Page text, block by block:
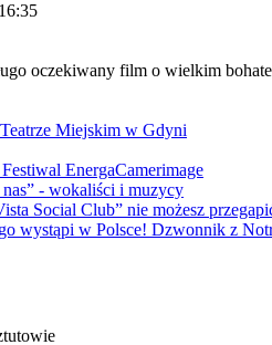
oczekiwany film o wielkim
Miejskim w Gdyni
EnergaCamerimage
- wokaliści i muzycy
Social Club” nie możesz
wystąpi w Polsce! Dzwonnik z